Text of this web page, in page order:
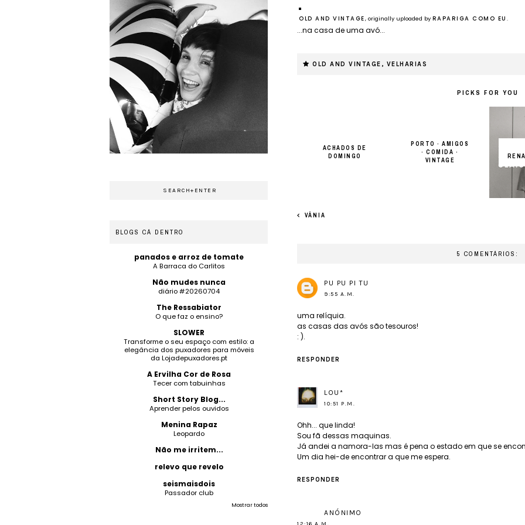
OLD AND VINTAGE, originally uploaded by RAPARIGA COMO EU .
...na casa de uma avó...
OLD AND VINTAGE , VELHARIAS
PICKS FOR YOU
ACHADOS DE
DOMINGO
PORTO · AMIGOS
· COMIDA ·
VINTAGE
VÂNIA
5 COMENTÁRIOS:
PU PU PI TU
9:55 A.M.
uma relíquia.
as casas das avós são tesouros!
: ).
RESPONDER
LOU*
10:51 P.M.
Ohh... que linda!
Sou fã dessas maquinas.
Já andei a namora-las mas é pena o estado em que se
Um dia hei-de encontrar a que me espera.
RESPONDER
ANÓNIMO
BLOGS CÁ DENTRO
panados e arroz de tomate
A Barraca do Carlitos
Não mudes nunca
diário #20260704
The Ressabiator
O que faz o ensino?
SLOWER
Transforme o seu espaço com estilo: a
elegância dos puxadores para móveis
da Lojadepuxadores.pt
A Ervilha Cor de Rosa
Tecer com tabuinhas
Short Story Blog...
Aprender pelos ouvidos
Menina Rapaz
Leopardo
Não me irritem...
relevo que revelo
seismaisdois
Passador club
Mostrar todos